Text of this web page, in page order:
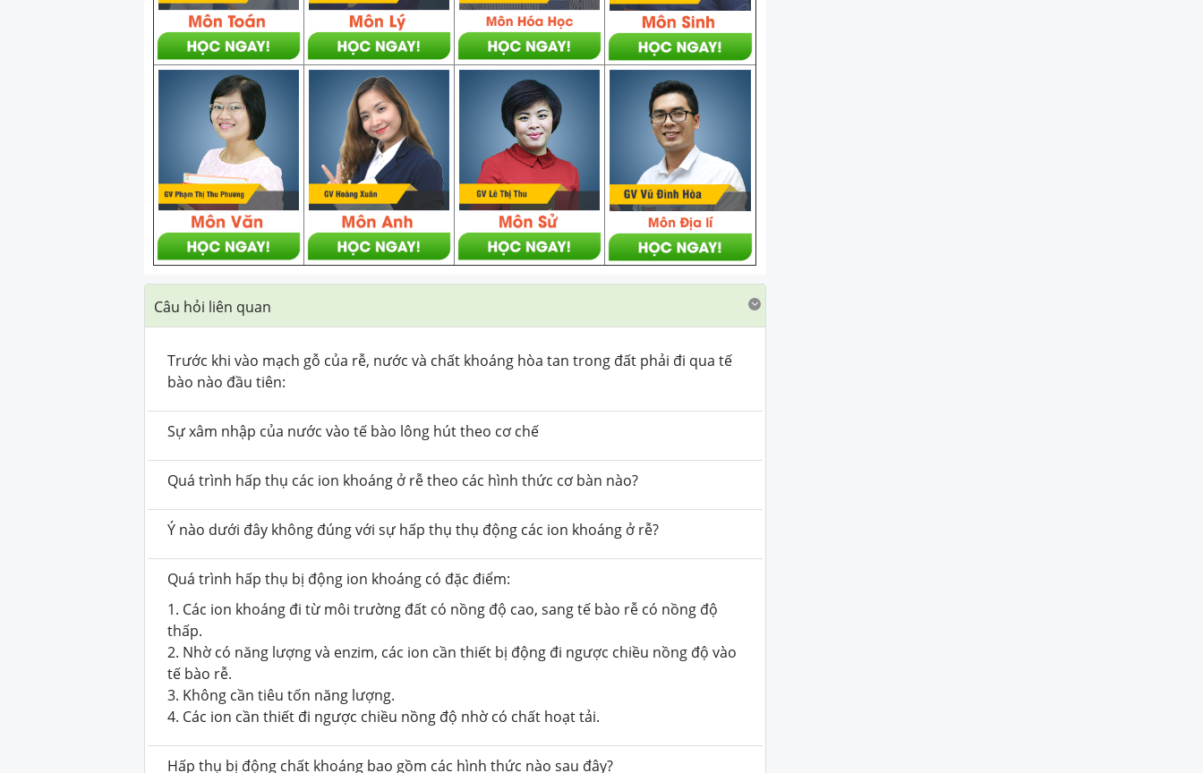
Câu hỏi liên quan
Trước khi vào mạch gỗ của rễ, nước và chất khoáng hòa tan trong đất phải đi qua tế
bào nào đầu tiên:
Sự xâm nhập của nước vào tế bào lông hút theo cơ chế
Quá trình hấp thụ các ion khoáng ở rễ theo các hình thức cơ bàn nào?
Ý nào dưới đây không đúng với sự hấp thụ thụ động các ion khoáng ở rễ?
Quá trình hấp thụ bị động ion khoáng có đặc điểm:
1. Các ion khoáng đi từ môi trường đất có nồng độ cao, sang tế bào rễ có nồng độ
thấp.
2. Nhờ có năng lượng và enzim, các ion cần thiết bị động đi ngược chiều nồng độ vào
tế bào rễ.
3. Không cần tiêu tốn năng lượng.
4. Các ion cần thiết đi ngược chiều nồng độ nhờ có chất hoạt tải.
Hấp thụ bị động chất khoáng bao gồm các hình thức nào sau đây?